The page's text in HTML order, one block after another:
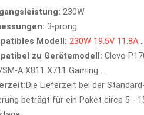
230W
3-prong
Modell: 230W 19.5V 11.8A
zu Gerätemodell: Clevo
A X811 X711 Gaming ...
Die Lieferzeit bei der Standard-
beträgt für ein Paket circa 5 -